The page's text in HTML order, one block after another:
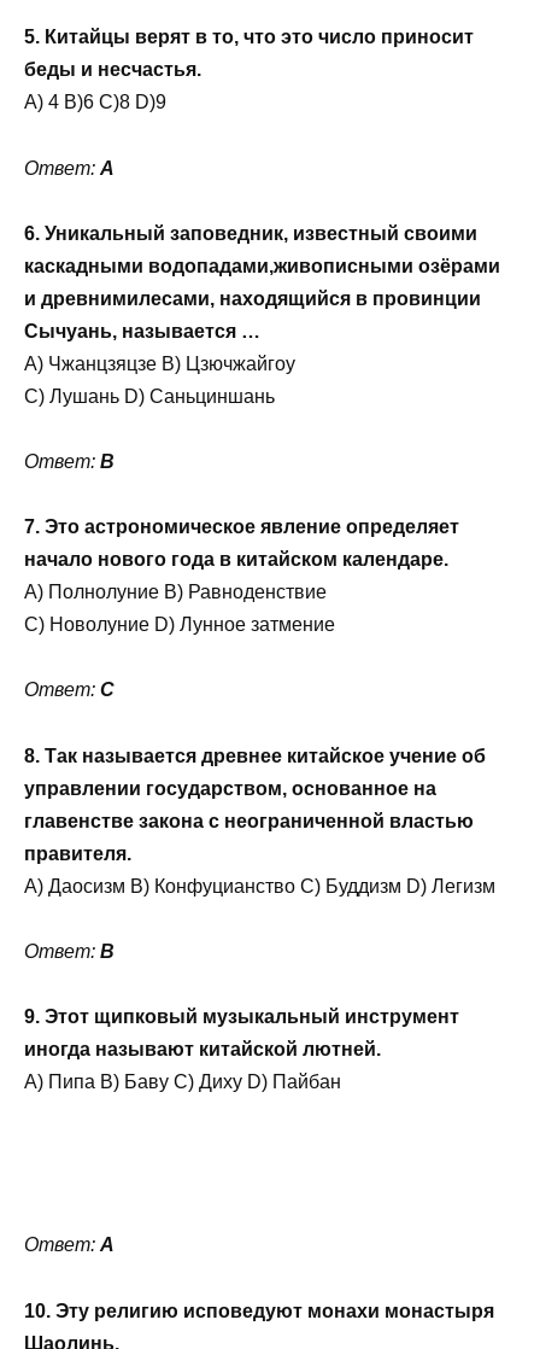
5. Китайцы верят в то, что это число приносит
беды и несчастья.
A) 4 B)6 C)8 D)9
Ответ: A
6. Уникальный заповедник, известный своими
каскадными водопадами,живописными озёрами
и древнимилесами, находящийся в провинции
Сычуань, называется …
A) Чжанцзяцзе B) Цзючжайгоу
C) Лушань D) Саньциншань
Ответ: B
7. Это астрономическое явление определяет
начало нового года в китайском календаре.
A) Полнолуние B) Равноденствие
C) Новолуние D) Лунное затмение
Ответ: C
8. Так называется древнее китайское учение об
управлении государством, основанное на
главенстве закона с неограниченной властью
правителя.
A) Даосизм B) Конфуцианство C) Буддизм D) Легизм
Ответ: B
9. Этот щипковый музыкальный инструмент
иногда называют китайской лютней.
A) Пипа В) Баву C) Диху D) Пайбан
Ответ:A
10. Эту религию исповедуют монахи монастыря
Шаолинь.